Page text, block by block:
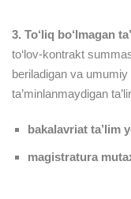
3. To‘liq bo‘lmagan
to‘lov-kontrakt
beriladigan va
ta’minlanmaydigan
bakalavriat ta’lim
magistratura